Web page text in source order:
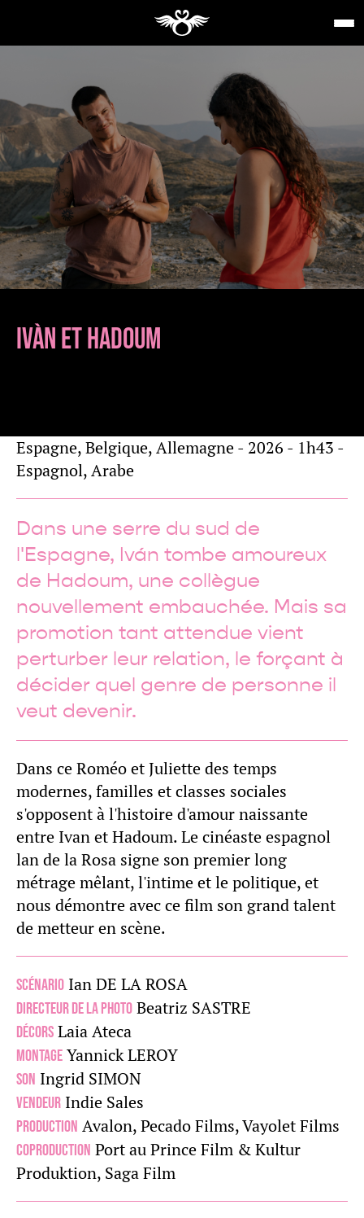
IVÀN ET HADOUM
Espagne, Belgique, Allemagne - 2026 - 1h43 -
Espagnol, Arabe
Dans une serre du sud de
l'Espagne, Iván tombe amoureux
de Hadoum, une collègue
nouvellement embauchée. Mais sa
promotion tant attendue vient
perturber leur relation, le forçant à
décider quel genre de personne il
veut devenir.
Dans ce Roméo et Juliette des temps
modernes, familles et classes sociales
s'opposent à l'histoire d'amour naissante
entre Ivan et Hadoum. Le cinéaste espagnol
lan de la Rosa signe son premier long
métrage mêlant, l'intime et le politique, et
nous démontre avec ce film son grand talent
de metteur en scène.
Scénario Ian DE LA ROSA
Directeur de la photo Beatriz SASTRE
Décors Laia Ateca
Montage Yannick LEROY
Son Ingrid SIMON
Vendeur Indie Sales
Production Avalon, Pecado Films, Vayolet Films
Coproduction Port au Prince Film & Kultur
Produktion, Saga Film